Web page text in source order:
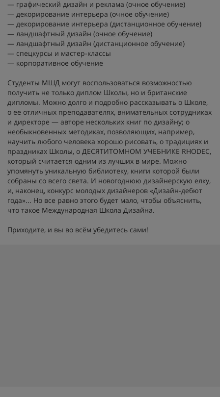
— графический дизайн и реклама (очное обучение)
— декорирование интерьера (очное обучение)
— декорирование интерьера (дистанционное обучение)
— ландшафтный дизайн (очное обучение)
— ландшафтный дизайн (дистанционное обучение)
— спецкурсы и мастер-классы
— корпоративное обучение
Студенты МШД могут воспользоваться возможностью
получить не только диплом Школы, но и британские
дипломы. Можно долго и подробно рассказывать о Школе,
о ее отличных преподавателях, внимательных сотрудниках
и директоре — авторе нескольких книг по дизайну; о
необыкновенных методиках, позволяющих, например,
научить любого человека хорошо рисовать, о традициях и
праздниках Школы, о ДЕСЯТИТОМНОМ УЧЕБНИКЕ RHODEC,
который считается одним из лучших в мире. Можно
упомянуть уникальную библиотеку, книги которой были
собраны со всего света. И новогоднюю дизайнерскую елку,
и, наконец, конкурс молодых дизайнеров «Дизайн-дебют
года»... Но все равно этого будет мало, чтобы объяснить,
что такое Международная Школа Дизайна.
Приходите, и вы во всём убедитесь сами!